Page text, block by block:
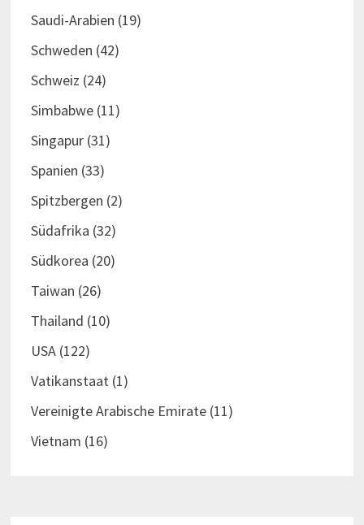
Saudi-Arabien (19)
Schweden (42)
Schweiz (24)
Simbabwe(11)
Singapur(31)
Spanien (33)
Spitzbergen (2)
Südafrika (32)
Südkorea (20)
Taiwan (26)
Thailand (10)
USA(122)
Vatikanstaat (1)
Vereinigte Arabische Emirate(11)
Vietnam (16)